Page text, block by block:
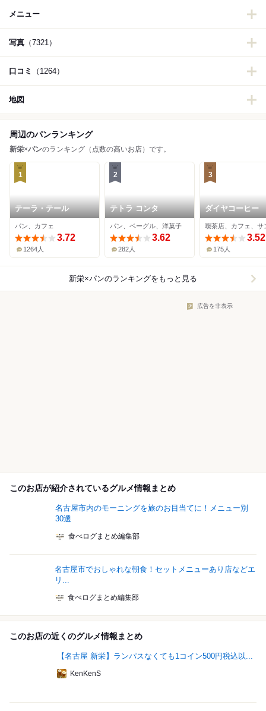
メニュー
写真 （7321）
口コミ （1264）
地図
周辺のパンランキング
新栄×パンのランキング（点数の高いお店）です。
1
テーラ・テール
パン、カフェ
3.72
1264人
2
テトラ コンタ
パン、ベーグル、洋菓子
3.62
282人
3
ダイヤコーヒー
3.52
175人
新栄×パンのランキングをもっと見る
広告を非表示
このお店が紹介されているグルメ情報まとめ
名古屋市内のモーニングを旅のお目当てに！メニュー別
30選
食べログまとめ編集部
名古屋市でおしゃれな朝食！セットメニューあり店などエ
リ...
食べログまとめ編集部
このお店の近くのグルメ情報まとめ
【名古屋 新栄】ランパスなくても1コイン500円税込以...
KenKenS